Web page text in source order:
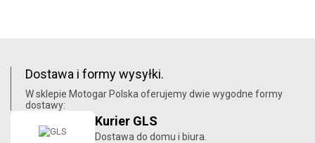
Dostawa i formy wysyłki.
W sklepie Motogar Polska oferujemy dwie wygodne formy
dostawy:
Kurier GLS
Dostawa do domu i biura.